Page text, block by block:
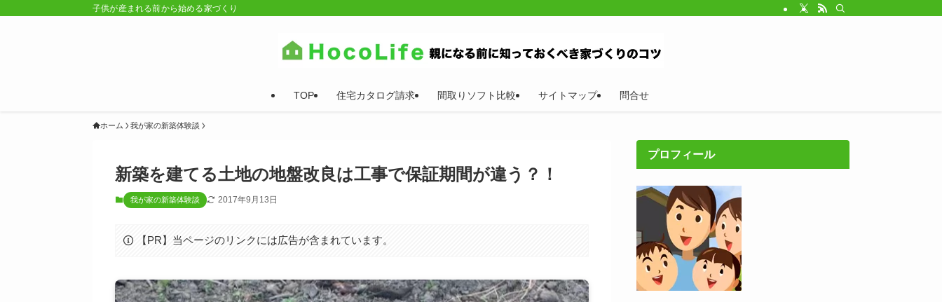
子供が産まれる前から始める家づくり
TOP 住宅カタログ請求 間取りソフト比較 サイトマップ 問合せ
ホーム 我が家の新築体験談
新築を建てる土地の地盤改良は工事で保証期間が違う？！
我が家の新築体験談 2017年9月13日
【PR】当ページのリンクには広告が含まれています。
プロフィール